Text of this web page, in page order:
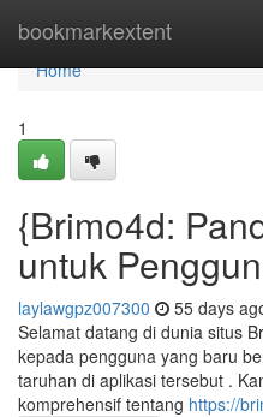
bookmarkextent
Home
Home
1
{Brimo4d:
untuk
laylawgpz007300 55 days
Selamat datang di dunia situs
kepada pengguna yang baru
taruhan di aplikasi tersebut .
komprehensif tentang https://